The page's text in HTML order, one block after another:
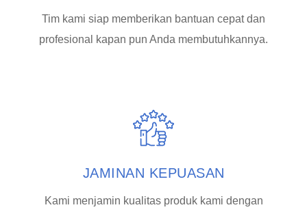
Tim kami siap memberikan bantuan cepat dan
profesional kapan pun Anda membutuhkannya.
JAMINAN KEPUASAN
Kami menjamin kualitas produk kami dengan